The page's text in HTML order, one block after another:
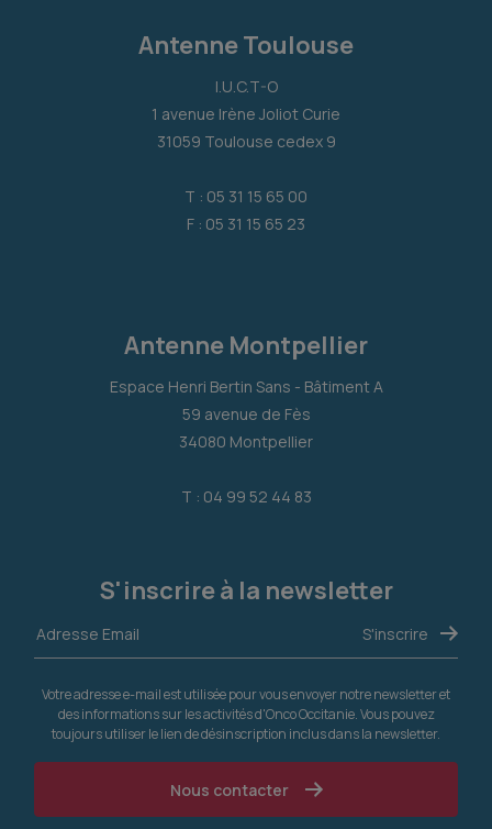
Antenne Toulouse
I.U.C.T-O
1 avenue Irène Joliot Curie
31059 Toulouse cedex 9
T : 05 31 15 65 00
F : 05 31 15 65 23
Antenne Montpellier
Espace Henri Bertin Sans - Bâtiment A
59 avenue de Fès
34080 Montpellier
T : 04 99 52 44 83
S'inscrire à la newsletter
Votre adresse e-mail est utilisée pour vous envoyer notre newsletter et
des informations sur les activités d'Onco Occitanie. Vous pouvez
toujours utiliser le lien de désinscription inclus dans la newsletter.
Nous contacter